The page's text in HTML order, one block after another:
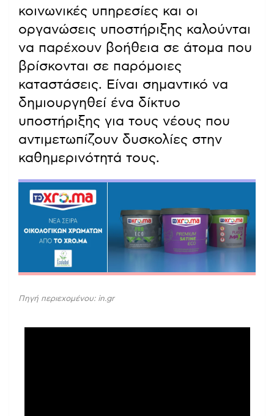
κοινωνικές υπηρεσίες και οι
οργανώσεις υποστήριξης καλούνται
να παρέχουν βοήθεια σε άτομα που
βρίσκονται σε παρόμοιες
καταστάσεις. Είναι σημαντικό να
δημιουργηθεί ένα δίκτυο
υποστήριξης για τους νέους που
αντιμετωπίζουν δυσκολίες στην
καθημερινότητά τους.
Πηγή περιεχομένου: in.gr